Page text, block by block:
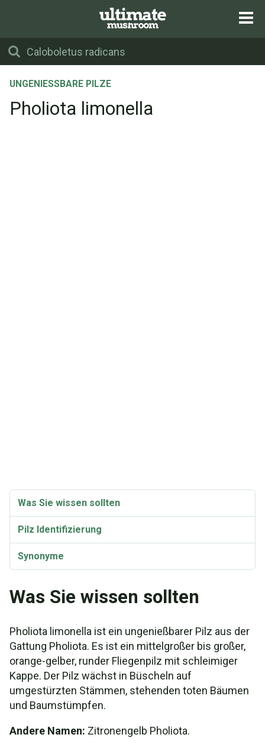
UNGENIESSBARE PILZE
Pholiota limonella
Was Sie wissen sollten
Pilz Identifizierung
Synonyme
Was Sie wissen sollten
Pholiota limonella ist ein ungenießbarer Pilz aus der
Gattung Pholiota. Es ist ein mittelgroßer bis großer,
orange-gelber, runder Fliegenpilz mit schleimiger
Kappe. Der Pilz wächst in Büscheln auf
umgestürzten Stämmen, stehenden toten Bäumen
und Baumstümpfen.
Andere Namen: Zitronengelb Pholiota.